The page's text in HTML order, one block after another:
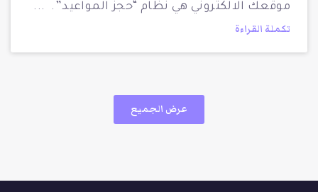
موقعك الالكتروني هي نظام “حجز المواعيد”.
تكملة القراءة
عرض الجميع